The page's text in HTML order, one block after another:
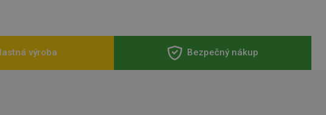
výroba Bezpečný nákup